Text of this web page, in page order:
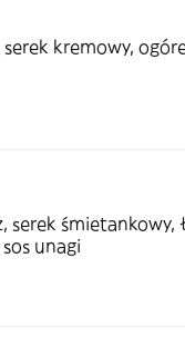
kremowy,
serek śmietankowy,
unagi